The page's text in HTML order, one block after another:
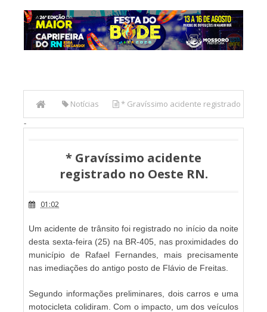
Notícias * Gravíssimo acidente registrado
no Oeste RN.
-
* Gravíssimo acidente
registrado no Oeste RN.
01:02
Um acidente de trânsito foi registrado no início da noite
desta sexta-feira (25) na BR-405, nas proximidades do
município de Rafael Fernandes, mais precisamente
nas imediações do antigo posto de Flávio de Freitas.
Segundo informações preliminares, dois carros e uma
motocicleta colidiram. Com o impacto, um dos veículos